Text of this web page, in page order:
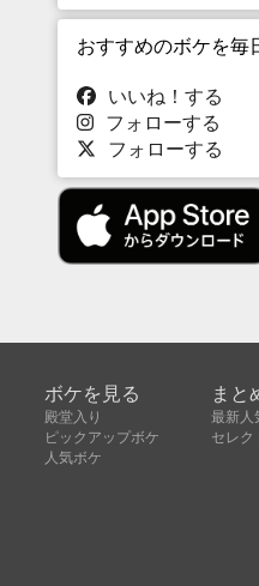
おすすめのボケを毎
いいね！する
フォローする
フォローする
ボケを見る
殿堂入り
ピックアップボケ
人気ボケ
まと
最新人
セレク